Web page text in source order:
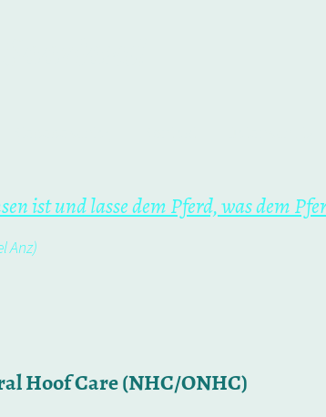
ist und lasse dem Pferd, was dem
Anz)
Hoof Care (NHC/ONHC)